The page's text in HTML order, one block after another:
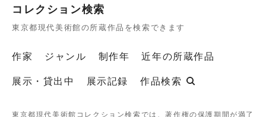
コレクション検索
東京都現代美術館の所蔵作品を検索できます
作家 ジャンル 制作年
近年の所蔵作品
展示・貸出中
展示記録 作品検索
東京都現代美術館コレクション検索では、著作権の保護期間が満了